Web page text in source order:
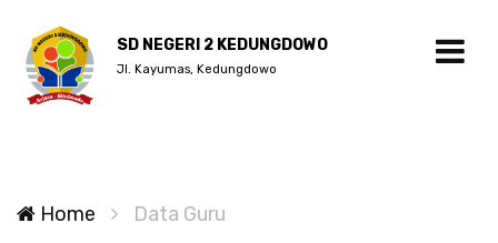
SD NEGERI 2 KEDUNGDOWO
Jl. Kayumas, Kedungdowo
Home Data Guru